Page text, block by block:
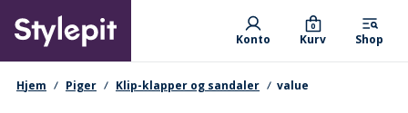
main
content
Primary departments
Konto Kurv
0
Shop
navigationssti
Hjem Piger Klip-klapper og sandaler value